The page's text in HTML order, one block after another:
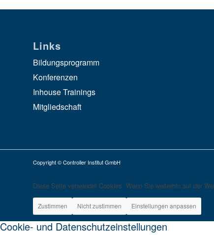
Links
Bildungsprogramm
Konferenzen
Inhouse Trainings
Mitgliedschaft
Copyright © Controller Institut GmbH
Diese Seite verwendet Cookies. Wenn Sie weiterhin auf der
Zustimmen Nicht zustimmen Einstellungen anpassen
Cookie- und Datenschutzeinstellungen